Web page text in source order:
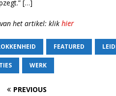
[…]
het artikel: klik hier
FEATURED
WERK
PREVIOUS